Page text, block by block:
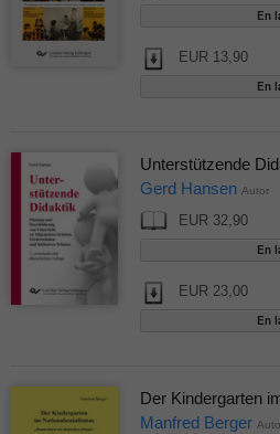
EUR 13,90
Unterstützende
Gerd Hansen Autor
EUR 32,90
EUR 23,00
Der Kindergarten
Manfred Berger